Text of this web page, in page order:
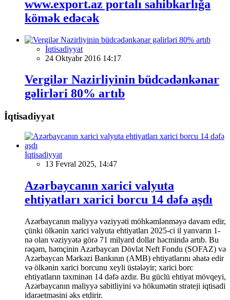
www.export.az portalı sahibkarlığa
kömək edəcək
İqtisadiyyat
24 Oktyabr 2016 14:17
Vergilər Nazirliyinin büdcədənkənar
gəlirləri 80% artıb
İqtisadiyyat
İqtisadiyyat
13 Fevral 2025, 14:47
Azərbaycanın xarici valyuta
ehtiyatları xarici borcu 14 dəfə aşdı
Azərbaycanın maliyyə vəziyyəti möhkəmlənməyə davam edir,
çünki ölkənin xarici valyuta ehtiyatları 2025-ci il yanvarın 1-
nə olan vəziyyətə görə 71 milyard dollar həcmində artıb. Bu
rəqəm, həmçinin Azərbaycan Dövlət Neft Fondu (SOFAZ) və
Azərbaycan Mərkəzi Bankının (AMB) ehtiyatlarını əhatə edir
və ölkənin xarici borcunu xeyli üstələyir; xarici borc
ehtiyatların təxminən 14 dəfə azdır. Bu güclü ehtiyat mövqeyi,
Azərbaycanın maliyyə sabitliyini və hökumətin strateji iqtisadi
idarəetməsini əks etdirir.